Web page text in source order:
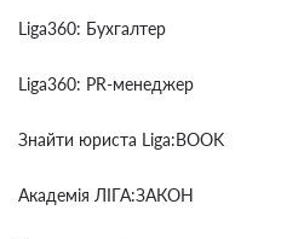
Liga360: Бухгалтер
Liga360: PR-менеджер
Знайти юриста Liga:BOOK
Академія ЛІГА:ЗАКОН